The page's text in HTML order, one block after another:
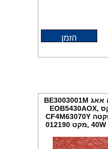
הזמן
מנורת הלוגן לתנורי אפיה אאג BE3003001M
ועוד דגמים, אלקטרולוקס EOB5430AOX,
EOB5450AAX, קונסטרוקטה CF4M63070Y